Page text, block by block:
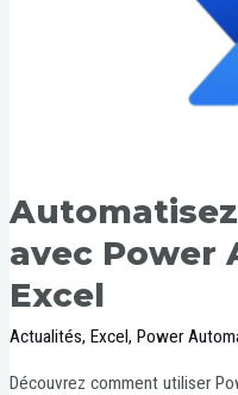
avec Power
Excel
Actualités,Excel,Power
Découvrez comment utiliser